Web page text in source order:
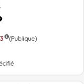
(Publique)